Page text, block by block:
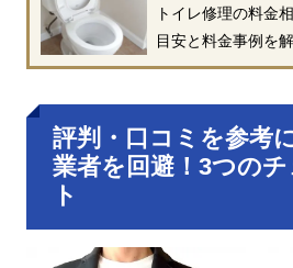
トイレ修理の料金
目安と料金事例を
評判・口コミを参考
業者を回避！3つの
ト